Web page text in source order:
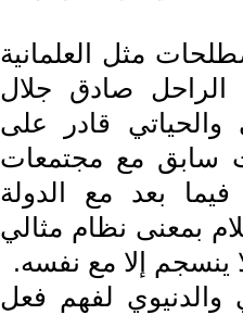
مثل العلمانية
الراحل صادق جلال
والحياتي قادر على
سابق مع مجتمعات
فيما بعد مع الدولة
بمعنى نظام مثالي
ينسجم إلا مع نفسه.
والدنيوي لفهم فعل